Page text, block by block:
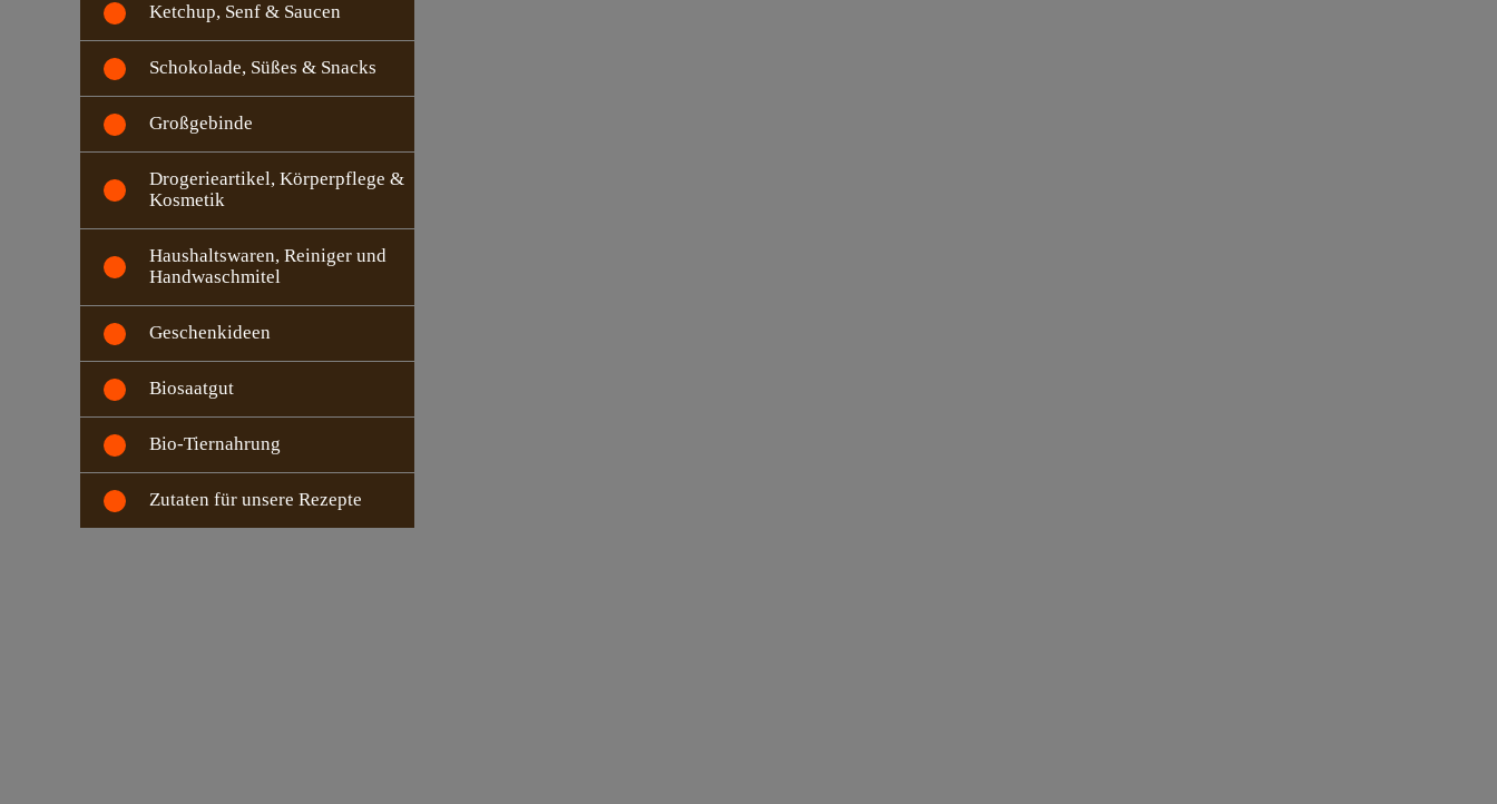
Ketchup, Senf & Saucen
Schokolade, Süßes & Snacks
Großgebinde
Drogerieartikel, Körperpflege &
Kosmetik
Haushaltswaren, Reiniger und
Handwaschmitel
Geschenkideen
Biosaatgut
Bio-Tiernahrung
Zutaten für unsere Rezepte